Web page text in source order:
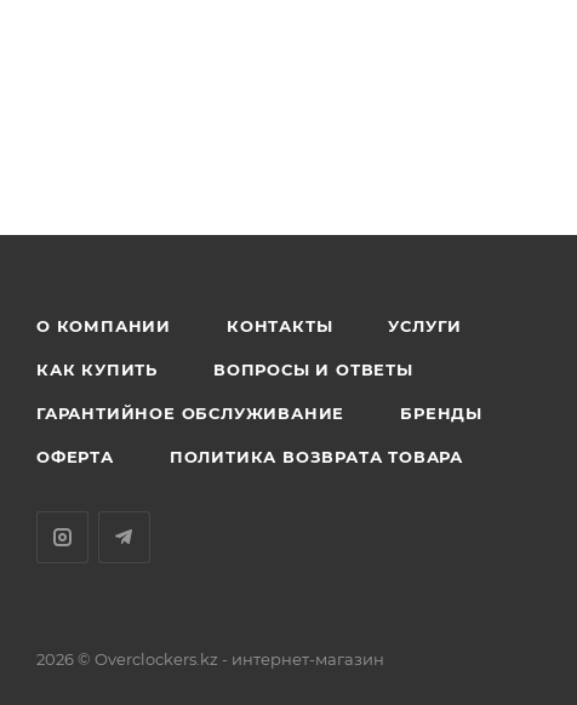
О КОМПАНИИ КОНТАКТЫ УСЛУГИ
КАК КУПИТЬ ВОПРОСЫ И ОТВЕТЫ
ГАРАНТИЙНОЕ ОБСЛУЖИВАНИЕ БРЕНДЫ
ОФЕРТА ПОЛИТИКА ВОЗВРАТА ТОВАРА
2026 © Overclockers.kz - интернет-магазин